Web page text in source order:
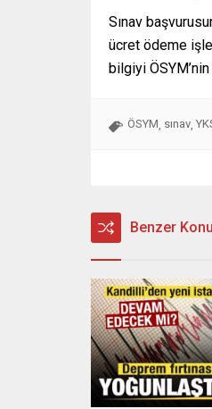
Sınav
ücret ödeme
bilgiyi
ÖSYM, sınav,
Benzer